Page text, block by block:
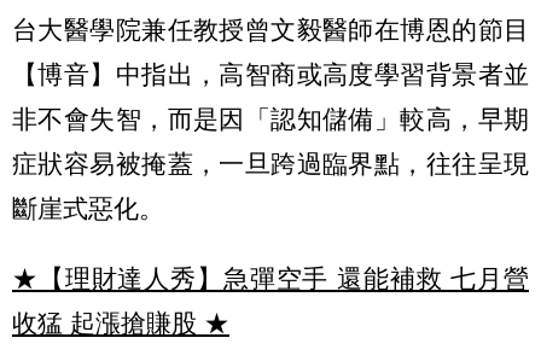
台大醫學院兼任教授曾文毅醫師在博恩的節目
【博音】中指出，高智商或高度學習背景者並
非不會失智，而是因「認知儲備」較高，早期
症狀容易被掩蓋，一旦跨過臨界點，往往呈現
斷崖式惡化。
★【理財達人秀】急彈空手 還能補救 七月營
收猛 起漲搶賺股 ★